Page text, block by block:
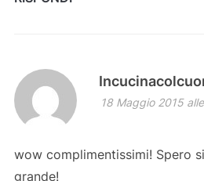
18 Maggio 2015
wow complimentissimi! Spero
grande!